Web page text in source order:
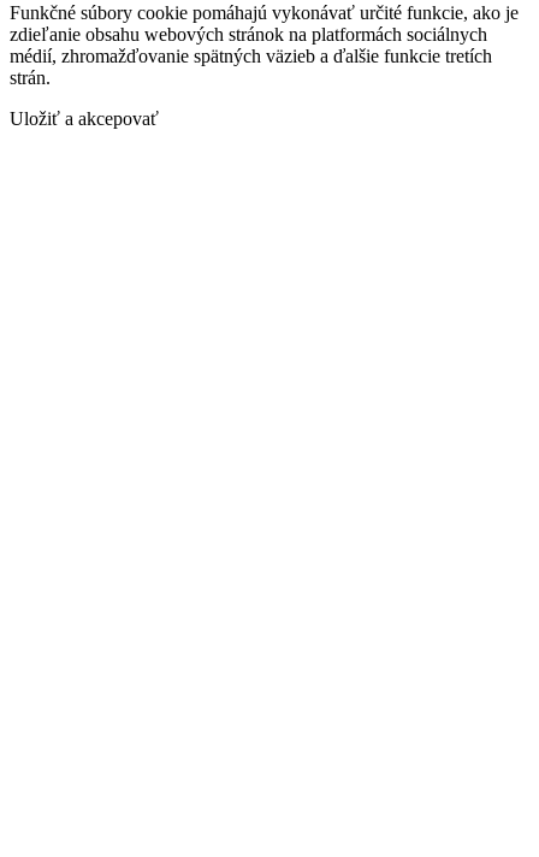
Funkčné súbory cookie pomáhajú vykonávať určité funkcie, ako je
zdieľanie obsahu webových stránok na platformách sociálnych
médií, zhromažďovanie spätných väzieb a ďalšie funkcie tretích
strán.
Uložiť a akcepovať